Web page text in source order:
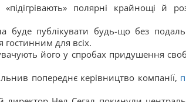
полярні крайнощі й
буде публікувати будь-що без
гостинним для всіх.
його у спробах придушення
попереднє керівництво компанії,